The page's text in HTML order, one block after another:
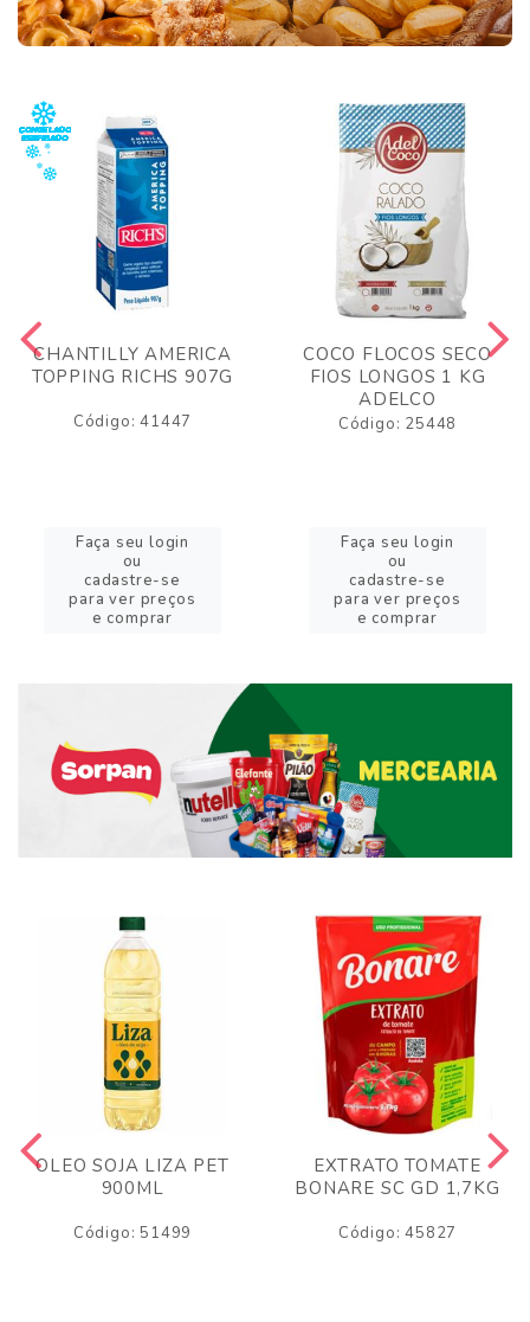
CHANTILLY AMERICA
TOPPING RICHS 907G
Código: 41447
Faça seu login
ou
cadastre-se
para ver preços
e comprar
COCO FLOCOS SECO
FIOS LONGOS 1 KG
ADELCO
Código: 25448
Faça seu login
ou
cadastre-se
para ver preços
e comprar
OLEO SOJA LIZA PET
900ML
Código: 51499
EXTRATO TOMATE
BONARE SC GD 1,7KG
Código: 45827